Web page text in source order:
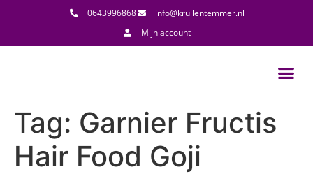
0643996868
info@krullentemmer.nl
Mijn account
Tag: Garnier Fructis
Hair Food Goji